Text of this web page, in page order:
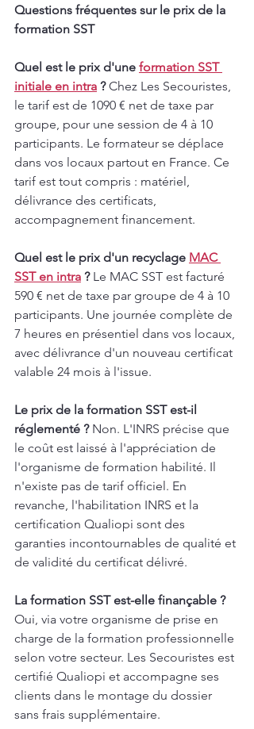
Questions fréquentes sur le prix de la
formation SST
Quel est le prix d'une formation SST
initiale en intra ? Chez Les Secouristes,
le tarif est de 1090 € net de taxe par
groupe, pour une session de 4 à 10
participants. Le formateur se déplace
dans vos locaux partout en France. Ce
tarif est tout compris : matériel,
délivrance des certificats,
accompagnement financement.
Quel est le prix d'un recyclage MAC
SST en intra ? Le MAC SST est facturé
590 € net de taxe par groupe de 4 à 10
participants. Une journée complète de
7 heures en présentiel dans vos locaux,
avec délivrance d'un nouveau certificat
valable 24 mois à l'issue.
Le prix de la formation SST est-il
réglementé ? Non. L'INRS précise que
le coût est laissé à l'appréciation de
l'organisme de formation habilité. Il
n'existe pas de tarif officiel. En
revanche, l'habilitation INRS et la
certification Qualiopi sont des
garanties incontournables de qualité et
de validité du certificat délivré.
La formation SST est-elle finançable ?
Oui, via votre organisme de prise en
charge de la formation professionnelle
selon votre secteur. Les Secouristes est
certifié Qualiopi et accompagne ses
clients dans le montage du dossier
sans frais supplémentaire.